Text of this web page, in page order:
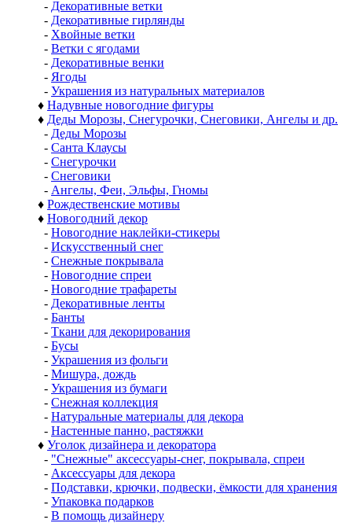
- Декоративные ветки
- Декоративные гирлянды
- Хвойные ветки
- Ветки с ягодами
- Декоративные венки
- Ягоды
- Украшения из натуральных материалов
♦ Надувные новогодние фигуры
♦ Деды Морозы, Снегурочки, Снеговики, Ангелы и др.
- Деды Морозы
- Санта Клаусы
- Снегурочки
- Снеговики
- Ангелы, Феи, Эльфы, Гномы
♦ Рождественские мотивы
♦ Новогодний декор
- Новогодние наклейки-стикеры
- Искусственный снег
- Снежные покрывала
- Новогодние спреи
- Новогодние трафареты
- Декоративные ленты
- Банты
- Ткани для декорирования
- Бусы
- Украшения из фольги
- Мишура, дождь
- Украшения из бумаги
- Снежная коллекция
- Натуральные материалы для декора
- Настенные панно, растяжки
♦ Уголок дизайнера и декоратора
- "Снежные" аксессуары-снег, покрывала, спреи
- Аксессуары для декора
- Подставки, крючки, подвески, ёмкости для хранения
- Упаковка подарков
- В помощь дизайнеру